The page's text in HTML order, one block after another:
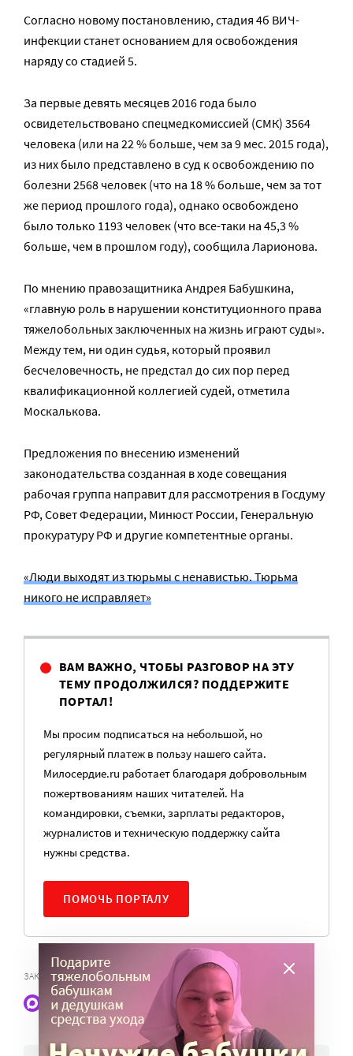
Согласно новому постановлению, стадия 4б ВИЧ-
инфекции станет основанием для освобождения
наряду со стадией 5.
За первые девять месяцев 2016 года было
освидетельствовано спецмедкомиссией (СМК) 3564
человека (или на 22 % больше, чем за 9 мес. 2015 года),
из них было представлено в суд к освобождению по
болезни 2568 человек (что на 18 % больше, чем за тот
же период прошлого года), однако освобождено
было только 1193 человек (что все-таки на 45,3 %
больше, чем в прошлом году), сообщила Ларионова.
По мнению правозащитника Андрея Бабушкина,
«главную роль в нарушении конституционного права
тяжелобольных заключенных на жизнь играют суды».
Между тем, ни один судья, который проявил
бесчеловечность, не предстал до сих пор перед
квалификационной коллегией судей, отметила
Москалькова.
Предложения по внесению изменений
законодательства созданная в ходе совещания
рабочая группа направит для рассмотрения в Госдуму
РФ, Совет Федерации, Минюст России, Генеральную
прокуратуру РФ и другие компетентные органы.
«Люди выходят из тюрьмы с ненавистью. Тюрьма
никого не исправляет»
ВАМ ВАЖНО, ЧТОБЫ РАЗГОВОР НА ЭТУ
ТЕМУ ПРОДОЛЖИЛСЯ? ПОДДЕРЖИТЕ
ПОРТАЛ!
Мы просим подписаться на небольшой, но
регулярный платеж в пользу нашего сайта.
Милосердие.ru работает благодаря добровольным
пожертвованиям наших читателей. На
командировки, съемки, зарплаты редакторов,
журналистов и техническую поддержку сайта
нужны средства.
ПОМОЧЬ ПОРТАЛУ
ЗАКЛЮЧЕННЫЕ
Наши статьи и новости в Max. Подпишитесь